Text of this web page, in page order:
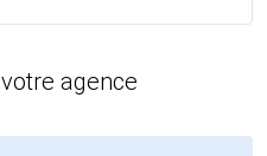
agence